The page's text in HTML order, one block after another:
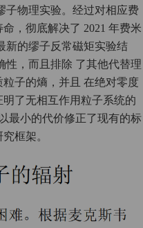
子物理实验。经过对相应费
，彻底解决了 2021 年费米
新的缪子反常磁矩实验结
性，而且排除 了其他代替理
子的熵，并且 在绝对零度
了无相互作用粒子系统的
最小的代价修正了现有的标
框架。